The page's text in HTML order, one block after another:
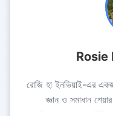
Rosie
রোজি হা ইনভিয়াই-এর
জ্ঞান ও সমাধান